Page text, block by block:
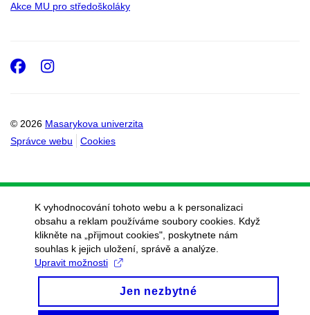
Akce MU pro středoškoláky
© 2026 Masarykova univerzita
Správce webu
Cookies
Facebook
Instagram
K vyhodnocování tohoto webu a k personalizaci
obsahu a reklam používáme soubory cookies. Když
klikněte na „přijmout cookies", poskytnete nám
souhlas k jejich uložení, správě a analýze.
Upravit možnosti
Jen nezbytné